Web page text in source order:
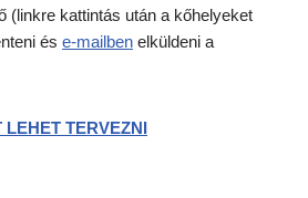
(linkre kattintás után a kőhelyeket
és e-mailben elküldeni a
LEHET TERVEZNI